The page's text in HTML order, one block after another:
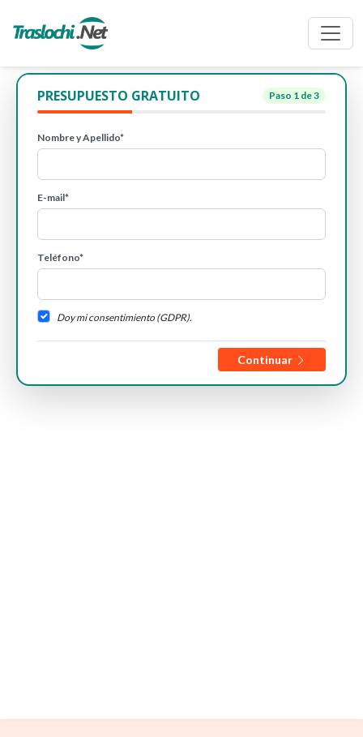
PRESUPUESTO GRATUITO Paso 1 de 3
Nombre y Apellido*
E-mail*
Teléfono*
Doy mi consentimiento (GDPR).
Continuar